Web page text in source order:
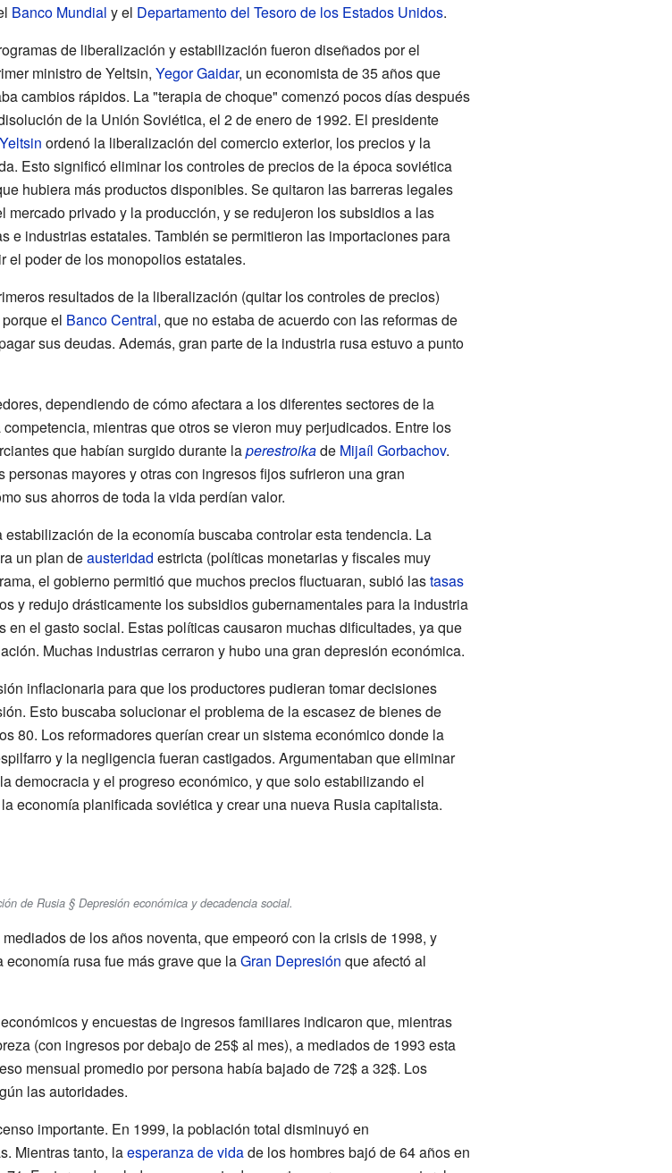
Banco Mundial y el Departamento del Tesoro de los Estados Unidos.
de liberalización y estabilización fueron diseñados por el
ministro de Yeltsin, Yegor Gaidar, un economista de 35 años que
cambios rápidos. La "terapia de choque" comenzó pocos días después
de la Unión Soviética, el 2 de enero de 1992. El presidente
ordenó la liberalización del comercio exterior, los precios y la
Esto significó eliminar los controles de precios de la época soviética
hubiera más productos disponibles. Se quitaron las barreras legales
mercado privado y la producción, y se redujeron los subsidios a las
e industrias estatales. También se permitieron las importaciones para
el poder de los monopolios estatales.
resultados de la liberalización (quitar los controles de precios)
el Banco Central, que no estaba de acuerdo con las reformas de
sus deudas. Además, gran parte de la industria rusa estuvo a punto
dependiendo de cómo afectara a los diferentes sectores de la
mientras que otros se vieron muy perjudicados. Entre los
que habían surgido durante laperestroikade Mijaíl Gorbachov.
mayores y otras con ingresos fijos sufrieron una gran
sus ahorros de toda la vida perdían valor.
de la economía buscaba controlar esta tendencia. La
un plan deausteridad estricta (políticas monetarias y fiscales muy
el gobierno permitió que muchos precios fluctuaran, subió lastasas
y redujo drásticamente los subsidios gubernamentales para la industria
el gasto social. Estas políticas causaron muchas dificultades, ya que
Muchas industrias cerraron y hubo una gran depresión económica.
inflacionaria para que los productores pudieran tomar decisiones
Esto buscaba solucionar el problema de la escasez de bienes de
80. Los reformadores querían crear un sistema económico donde la
y la negligencia fueran castigados. Argumentaban que eliminar
democracia y el progreso económico, y que solo estabilizando el
economía planificada soviética y crear una nueva Rusia capitalista.
de Rusia § Depresión económica y decadencia social.
de los años noventa, que empeoró con la crisis de 1998, y
rusa fue más grave que laGran Depresión que afectó al
y encuestas de ingresos familiares indicaron que, mientras
(con ingresos por debajo de 25$ al mes), a mediados de 1993 esta
mensual promedio por persona había bajado de 72$ a 32$. Los
las autoridades.
importante. En 1999, la población total disminuyó en
Mientras tanto, laesperanza de vidade los hombres bajó de 64 años en